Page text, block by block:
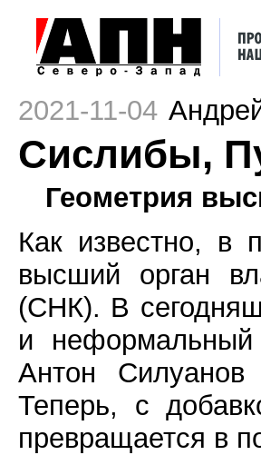
2021-11-04
Cислибы,
Геометрия
Как известно, в
высший орган
(СНК). В
и неформальный
Антон
Теперь, с
превращается в